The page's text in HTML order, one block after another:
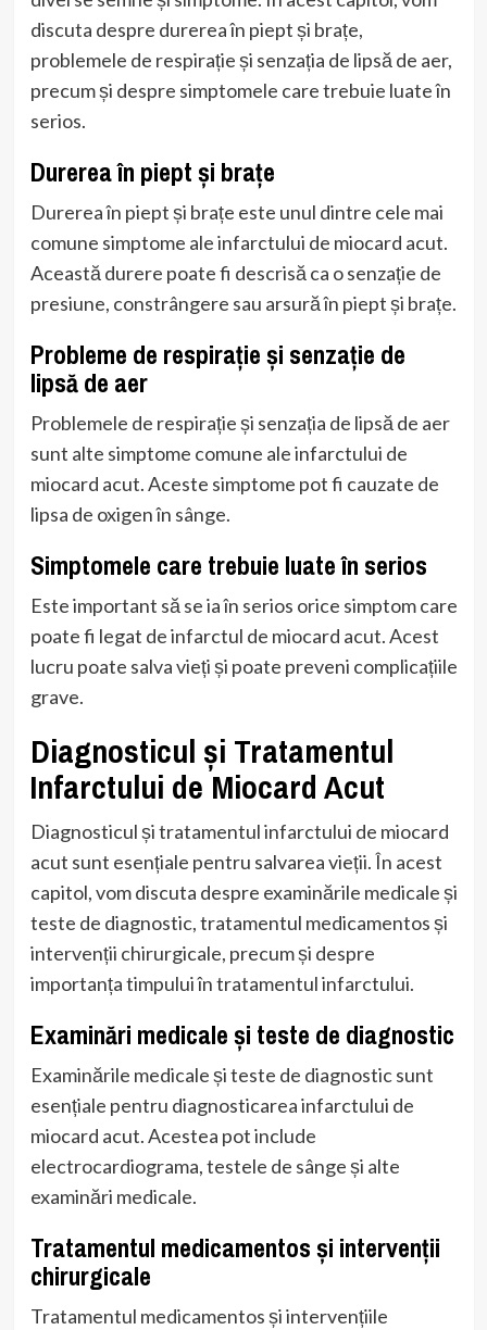
discuta despre durerea în piept și brațe,
problemele de respirație și senzația de lipsă de aer,
precum și despre simptomele care trebuie luate în
serios.
Durerea în piept și brațe
Durerea în piept și brațe este unul dintre cele mai
comune simptome ale infarctului de miocard acut.
Această durere poate fi descrisă ca o senzație de
presiune, constrângere sau arsură în piept și brațe.
Probleme de respirație și senzație de
lipsă de aer
Problemele de respirație și senzația de lipsă de aer
sunt alte simptome comune ale infarctului de
miocard acut. Aceste simptome pot fi cauzate de
lipsa de oxigen în sânge.
Simptomele care trebuie luate în serios
Este important să se ia în serios orice simptom care
poate fi legat de infarctul de miocard acut. Acest
lucru poate salva vieți și poate preveni complicațiile
grave.
Diagnosticul și Tratamentul
Infarctului de Miocard Acut
Diagnosticul și tratamentul infarctului de miocard
acut sunt esențiale pentru salvarea vieții. În acest
capitol, vom discuta despre examinările medicale și
teste de diagnostic, tratamentul medicamentos și
intervenții chirurgicale, precum și despre
importanța timpului în tratamentul infarctului.
Examinări medicale și teste de diagnostic
Examinările medicale și teste de diagnostic sunt
esențiale pentru diagnosticarea infarctului de
miocard acut. Acestea pot include
electrocardiograma, testele de sânge și alte
examinări medicale.
Tratamentul medicamentos și intervenții
chirurgicale
Tratamentul medicamentos și intervențiile